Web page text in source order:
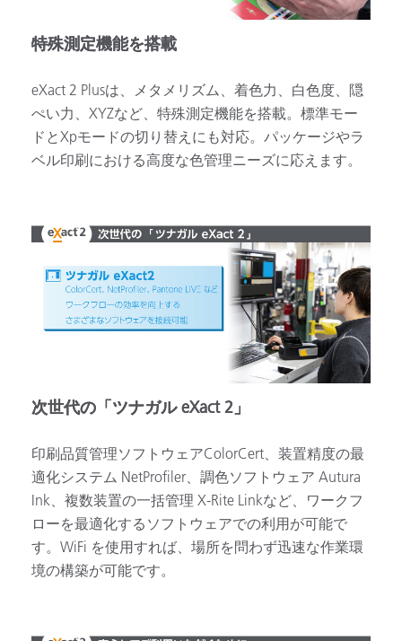
特殊測定機能を搭載
eXact 2 Plusは、メタメリズム、着色力、白色度、隠
ぺい力、XYZなど、特殊測定機能を搭載。標準モー
ドとXpモードの切り替えにも対応。パッケージやラ
ベル印刷における高度な色管理ニーズに応えます。
次世代の「ツナガル eXact 2」
印刷品質管理ソフトウェアColorCert、装置精度の最
適化システム NetProfiler、調色ソフトウェア Autura
Ink、複数装置の一括管理 X-Rite Linkなど、ワークフ
ローを最適化するソフトウェアでの利用が可能で
す。WiFi を使用すれば、場所を問わず迅速な作業環
境の構築が可能です。